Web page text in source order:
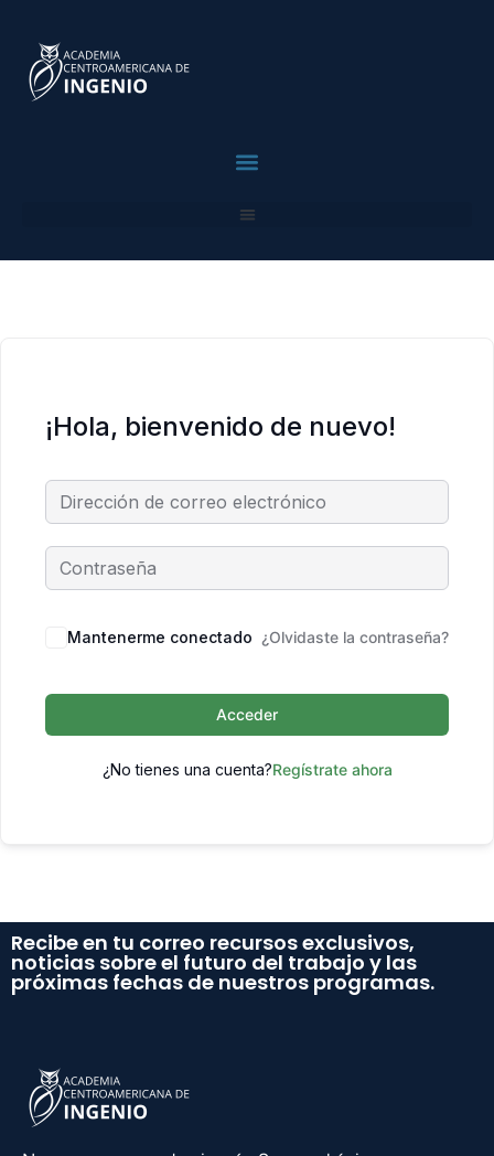
¡Hola, bienvenido de nuevo!
Mantenerme conectado ¿Olvidaste la contraseña?
Acceder
¿No tienes una cuenta?Regístrate ahora
Recibe en tu correo recursos exclusivos,
noticias sobre el futuro del trabajo y las
próximas fechas de nuestros programas.